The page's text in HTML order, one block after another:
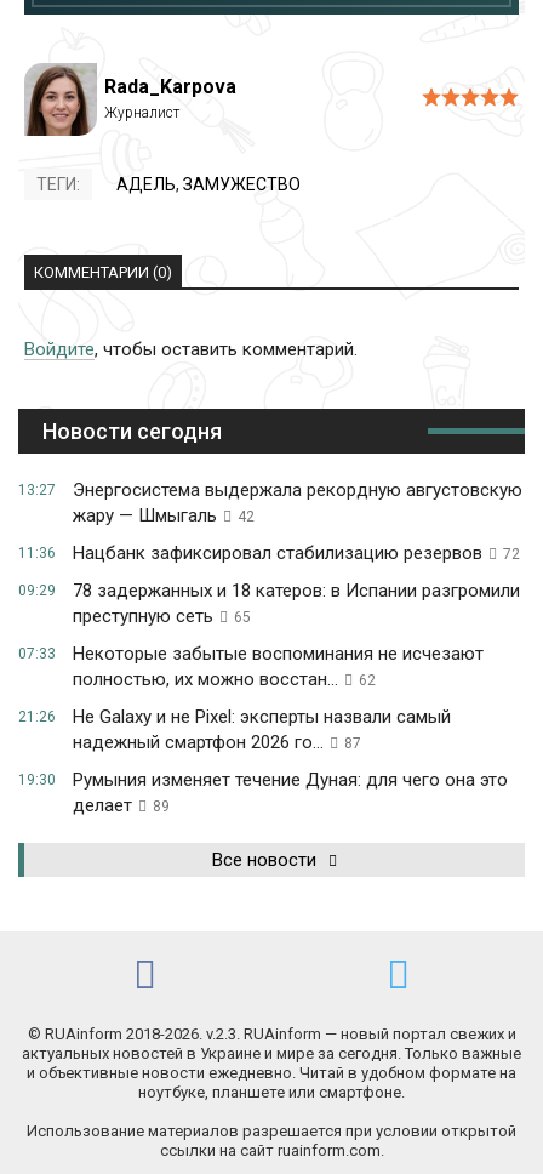
Rada_Karpova
ТЕГИ: АДЕЛЬ, ЗАМУЖЕСТВО
КОММЕНТАРИИ (0)
Войдите, чтобы оставить комментарий.
Новости сегодня
13:27
Энергосистема выдержала рекордную августовскую
жару — Шмыгаль
42
11:36 Нацбанк зафиксировал стабилизацию резервов 72
09:29
78 задержанных и 18 катеров: в Испании разгромили
преступную сеть
65
07:33
Некоторые забытые воспоминания не исчезают
полностью, их можно восстан...
62
21:26
Не Galaxy и не Pixel: эксперты назвали самый
надежный смартфон 2026 го...
87
19:30
Румыния изменяет течение Дуная: для чего она это
делает
89
Все новости
© RUAinform 2018-2026. v.2.3. RUAinform — новый портал свежих и
актуальных новостей в Украине и мире за сегодня. Только важные
и объективные новости ежедневно. Читай в удобном формате на
ноутбуке, планшете или смартфоне.
Использование материалов разрешается при условии открытой
ссылки на сайт ruainform.com.